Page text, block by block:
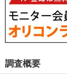
調査概要